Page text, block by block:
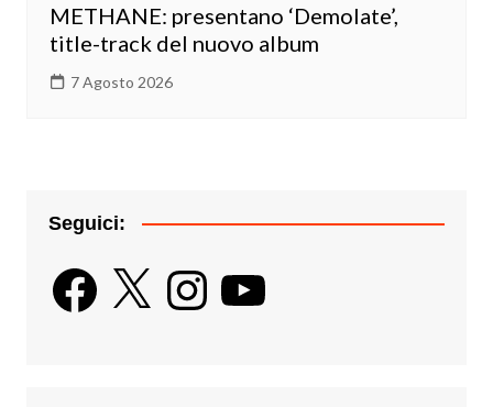
METHANE: presentano ‘Demolate’,
title-track del nuovo album
7 Agosto 2026
Seguici:
Facebook
X InstagramYouTube